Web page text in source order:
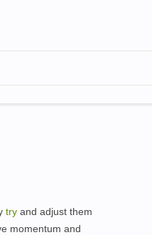
try and adjust them
momentum and